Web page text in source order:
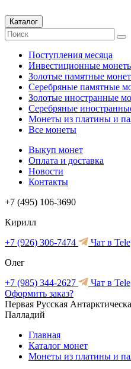
Каталог
Поступления месяца
Инвестиционные
Золотые памятные
Серебряные памятные
Золотые иностранные
Серебряные
Монеты из платины и
Все монеты
Выкуп монет
Оплата и доставка
Новости
Контакты
+7 (495) 106-3690
Кирилл
+7 (926) 306-7474
Чат в
Олег
+7 (985) 344-2627
Чат в
Оформить заказ?
Первая Русская
Палладий
Главная
Каталог монет
Монеты из платины и